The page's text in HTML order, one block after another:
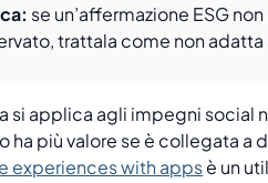
se un’affermazione ESG
trattala come non adatta
si applica agli impegni social
ha più valore se è collegata
experiences with appsè un